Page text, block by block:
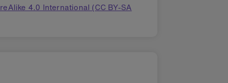
4.0 International (CC BY-SA